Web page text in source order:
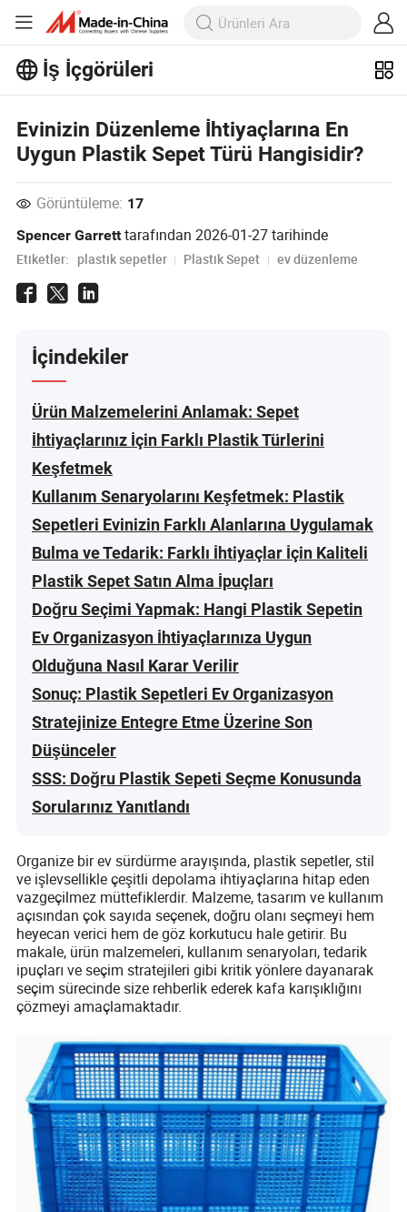
İş İçgörüleri
Daha Fazla Göster
Evinizin Düzenleme İhtiyaçlarına En
Uygun Plastik Sepet Türü Hangisidir?
Görüntüleme: 17
Spencer Garrett tarafından2026-01-27tarihinde
Etiketler: plastik sepetler Plastik Sepet ev düzenleme
İçindekiler
Ürün Malzemelerini Anlamak: Sepet
İhtiyaçlarınız İçin Farklı Plastik Türlerini
Keşfetmek
Kullanım Senaryolarını Keşfetmek: Plastik
Sepetleri Evinizin Farklı Alanlarına Uygulamak
Bulma ve Tedarik: Farklı İhtiyaçlar İçin Kaliteli
Plastik Sepet Satın Alma İpuçları
Doğru Seçimi Yapmak: Hangi Plastik Sepetin
Ev Organizasyon İhtiyaçlarınıza Uygun
Olduğuna Nasıl Karar Verilir
Sonuç: Plastik Sepetleri Ev Organizasyon
Stratejinize Entegre Etme Üzerine Son
Düşünceler
SSS: Doğru Plastik Sepeti Seçme Konusunda
Sorularınız Yanıtlandı
Organize bir ev sürdürme arayışında, plastik sepetler, stil
ve işlevsellikle çeşitli depolama ihtiyaçlarına hitap eden
vazgeçilmez müttefiklerdir. Malzeme, tasarım ve kullanım
açısından çok sayıda seçenek, doğru olanı seçmeyi hem
heyecan verici hem de göz korkutucu hale getirir. Bu
makale, ürün malzemeleri, kullanım senaryoları, tedarik
ipuçları ve seçim stratejileri gibi kritik yönlere dayanarak
seçim sürecinde size rehberlik ederek kafa karışıklığını
çözmeyi amaçlamaktadır.